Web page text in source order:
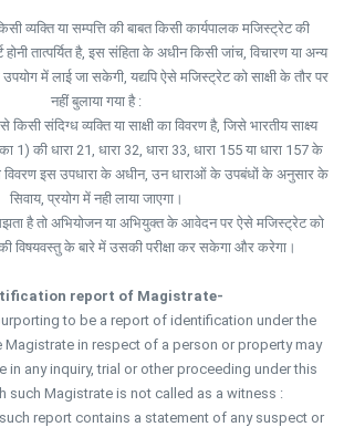
व्यक्ति या सम्पत्ति की बाबत किसी कार्यपालक मजिस्ट्रेट की
होनी तात्पर्यित है, इस संहिता के अधीन किसी जांच, विचारण या अन्य
उपयोग में लाई जा सकेगी, यद्यपि ऐसे मजिस्ट्रेट को साक्षी के तौर पर
नहीं बुलाया गया है :
किसी संदिग्ध व्यक्ति या साक्षी का विवरण है, जिसे भारतीय साक्ष्य
1) की धारा 21, धारा 32, धारा 33, धारा 155 या धारा 157 के
विवरण इस उपधारा के अधीन, उन धाराओं के उपबंधों के अनुसार के
सिवाय, प्रयोग में नही लाया जाएगा।
है तो अभियोजन या अभियुक्त के आवेदन पर ऐसे मजिस्ट्रेट को
की विषयवस्तु के बारे में उसकी परीक्षा कर सकेगा और करेगा।
report of Magistrate-
to be a report of identification under the
Magistrate in respect of a person or property may
in any inquiry, trial or other proceeding under this
such Magistrate is not called as a witness :
report contains a statement of any suspect or